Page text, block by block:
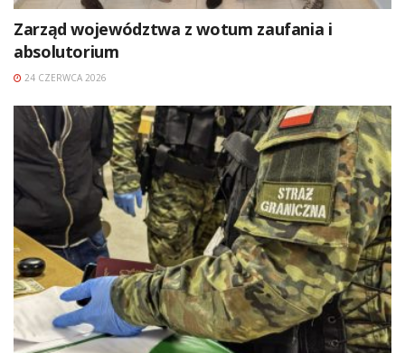
Zarząd województwa z wotum zaufania i
absolutorium
24 CZERWCA 2026